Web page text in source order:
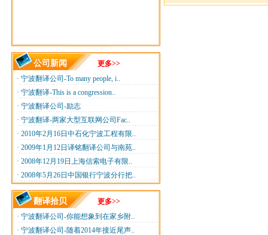
公司新闻
更多>>
· 宁波翻译公司-To many people, i..
· 宁波翻译-This is a congression..
· 宁波翻译公司-励志
· 宁波翻译-两家大型互联网公司Fac..
· 2010年2月16日中石化宁波工程有限..
· 2009年1月12日译铭翻译公司与南苑..
· 2008年12月19日上海信索电子有限..
· 2008年5月26日中国银行宁波分行把..
翻译拾贝
更多>>
· 宁波翻译公司-你能想象到在家乡附..
· 宁波翻译公司-随着2014年接近尾声..